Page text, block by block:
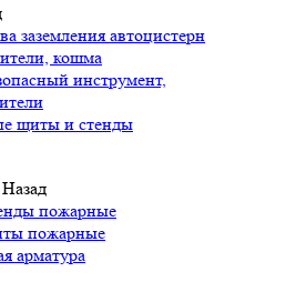
заземления автоцистерн
кошма
инструмент,
щиты и стенды
Назад
пожарные
пожарные
арматура